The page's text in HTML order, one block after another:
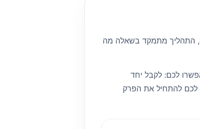
התהליך מתמקד בשאלה מה
לכם: לקבל יחד
לכם להתחיל את הפרק